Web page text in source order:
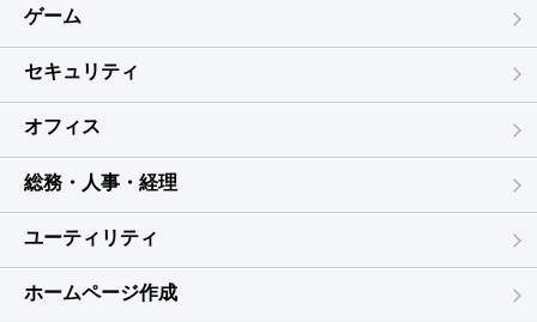
ゲーム
セキュリティ
オフィス
総務・人事・経理
ユーティリティ
ホームページ作成